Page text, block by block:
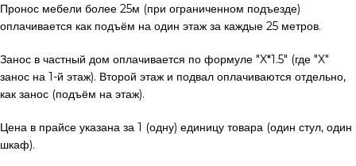
Пронос мебели более 25м (при ограниченном подъезде)
оплачивается как подъём на один этаж за каждые 25 метров.
Занос в частный дом оплачивается по формуле "X*1.5" (где "X"
занос на 1-й этаж). Второй этаж и подвал оплачиваются отдельно,
как занос (подъём на этаж).
Цена в прайсе указана за 1 (одну) единицу товара (один стул, один
шкаф).